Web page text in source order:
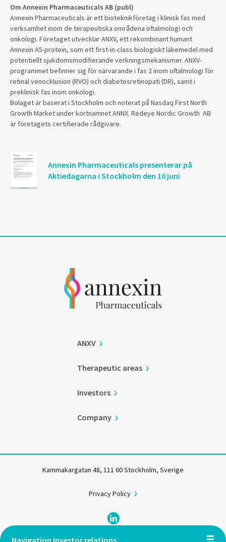
Navigation Investor relations
Om Annexin Pharmaceuticals AB (publ)
Annexin Pharmaceuticals är ett bioteknikföretag i klinisk fas med
verksamhet inom de terapeutiska områdena oftalmologi och
onkologi. Företaget utvecklar ANXV, ett rekombinant humant
Annexin A5-protein, som ett first-in-class biologiskt läkemedel med
potentiellt sjukdomsmodifierande verkningsmekanismer. ANXV-
programmet befinner sig för närvarande i fas 2 inom oftalmologi för
retinal venocklusion (RVO) och diabetesretinopati (DR), samt i
preklinisk fas inom onkologi.
Bolaget är baserat i Stockholm och noterat på Nasdaq First North
Growth Market under kortnamnet ANNX. Redeye Nordic Growth AB
är företagets certifierade rådgivare.
Annexin Pharmaceuticals presenterar på
Aktiedagarna i Stockholm den 10 juni
ANXV
Therapeutic areas
Investors
Company
Kammakargatan 48, 111 60 Stockholm, Sverige
Privacy Policy